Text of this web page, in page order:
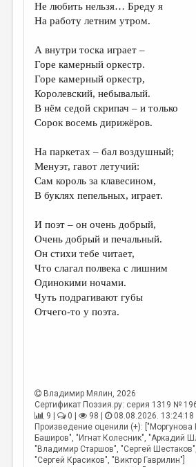
ДАЙДЖЕСТ
ПЕРЕВОДЫ
КОНКУРСЫ
ДЕТСКАЯ КОМНАТА
КНИЖНАЯ ПОЛКА
ОБЗОР ЛИТЕРАТУРЫ
СТРАНИЦЫ ПАМЯТИ
ОБЪЯВЛЕНИЯ
КОЛОНКА РЕДАКТОРА
РЕДКОЛЛЕГИЯ
ОТ РЕДАКЦИИ
МАЛАЯ ПРОЗА
ПУБЛИЦИСТИКА
РЕЦЕНЗИРОВАНИЕ
ЦИКЛЫ ПУБЛИКАЦИЙ
Не любить нельзя… Бреду я
На работу летним утром.
А внутри тоска играет –
Горе камерный оркестр.
Горе камерный оркестр,
Королевский, небывалый.
В нём седой скрипач – и только
Сорок восемь дирижёров.
На паркетах – бал воздушный;
Менуэт, гавот летучий:
Сам король за клавесином,
В буклях пепельных, играет.
И поэт – он очень добрый,
Очень добрый и печальный.
Он стихи тебе читает,
Что слагал полвека с лишним
Одинокими ночами.
Чуть подрагивают губы
Отчего-то у поэта.
Владимир Мялин, 2026
Сертификат Поэзия.ру: серия 1319 №
9 |
0 | 98 |
08.08.2026. 13:24:18
Произведение оценили (+): ["Моргунова
Баширов", "Игнат Колесник", "Аркадий
"Владимир Старшов", "Сергей
"Сергей Красиков", "Виктор Гаврилин"]